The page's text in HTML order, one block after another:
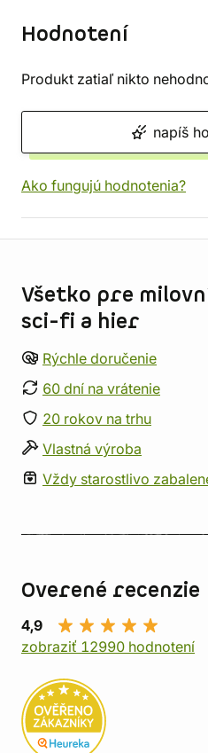
Hodnotení
Produkt zatiaľ nikto
napíš
Ako fungujú hodnotenia?
Všetko pre
sci-fi a hier
Rýchle doručenie
60 dní na vrátenie
20 rokov na trhu
Vlastná výroba
Vždy starostlivo
Overené recenzie
4,9
zobraziť 12990 hodnotení